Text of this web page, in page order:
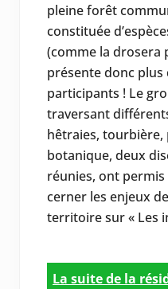
pleine forêt
constituée
(comme la drosera
présente donc plus
participants ! Le
traversant
hêtraies,
botanique, deux
réunies, ont
cerner les enjeux
territoire sur « Les
La suite de la